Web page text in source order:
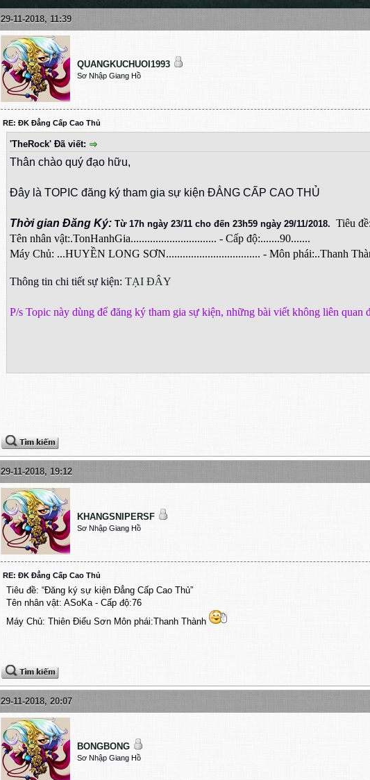
29-11-2018, 11:39
QUANGKUCHUOI1993
Sơ Nhập Giang Hồ
RE: ĐK Đẳng Cấp Cao Thủ
'TheRock' Đã viết:
Thân chào quý đạo hữu,
Đây là TOPIC đăng ký tham gia sự kiện ĐẲNG CẤP CAO THỦ
Thời gian Đăng Ký: Từ 17h ngày 23/11 cho đến 23h59 ngày 29/11/2018. Tiêu đề:
Tên nhân vật:.TonHanhGia............................... - Cấp độ:.......90.......
Máy Chủ: ...HUYỀN LONG SƠN.................................. - Môn phái:..Thanh
Thông tin chi tiết sự kiện: TẠI ĐÂY
P/s Topic này dùng để đăng ký tham gia sự kiện, những bài viết không liên quan
29-11-2018, 19:12
KHANGSNIPERSF
Sơ Nhập Giang Hồ
RE: ĐK Đẳng Cấp Cao Thủ
Tiêu đề: “Đăng ký sự kiện Đẳng Cấp Cao Thủ”
Tên nhân vật: ASoKa - Cấp độ:76
Máy Chủ: Thiên Điểu Sơn Môn phái:Thanh Thành
29-11-2018, 20:07
BONGBONG
Sơ Nhập Giang Hồ